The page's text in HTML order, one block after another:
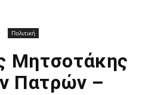
Πολιτική
Μητσοτάκης
Πατρών –